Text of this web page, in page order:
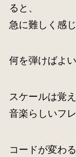
ると、
急に難しく感
何を弾けばよ
スケールは覚
音楽らしいフ
コードが変わ